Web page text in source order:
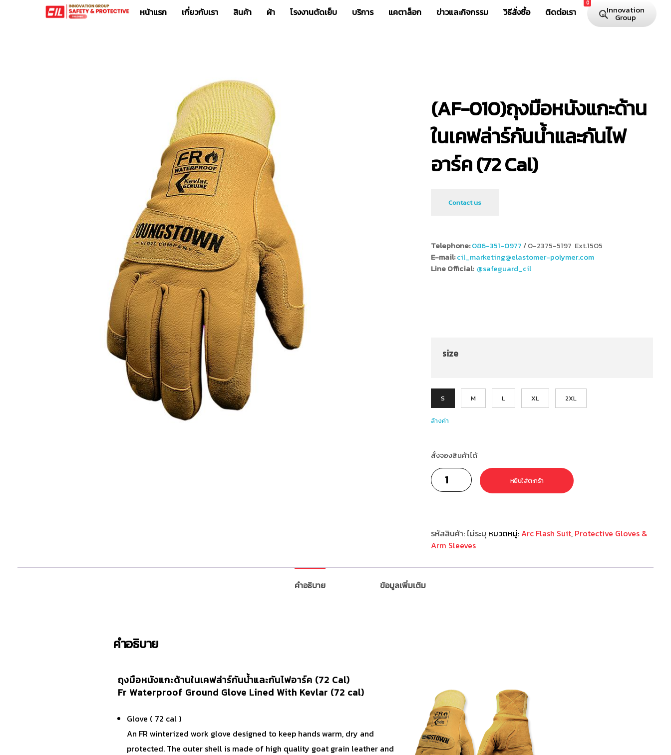
หน้าแรก เกี่ยวกับเรา สินค้า ผ้า โรงงานตัดเย็บ บริการ แคตาล็อก ข่าวและกิจกรรม วิธีสั่งซื้อ ติดต่อเรา Innovation
Group
0
(AF-010)ถุงมือหนังแกะด้าน
ในเคฟล่าร์กันน้ำและกันไฟ
อาร์ค (72 Cal)
Contact us
Telephone:086-351-0977/ 0-2375-5197 Ext.1505
E-mail:cil_marketing@elastomer-polymer.com
Line Official: @safeguard_cil
size
S M L XL 2XL
ล้างค่า
สั่งจองสินค้าได้
หยิบใส่ตะกร้า
รหัสสินค้า:ไม่ระบุ หมวดหมู่:Arc Flash Suit, Protective Gloves &
Arm Sleeves
คำอธิบาย ข้อมูลเพิ่มเติม
คำอธิบาย
ถุงมือหนังแกะด้านในเคฟล่าร์กันน้ำและกันไฟอาร์ค (72 Cal)
Fr Waterproof Ground Glove Lined With Kevlar (72 cal)
Glove ( 72 cal )
An FR winterized work glove designed to keep hands warm, dry and
protected. The outer shell is made of high quality goat grain leather and